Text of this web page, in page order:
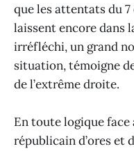
que les attentats du
laissent encore dans
irréfléchi, un grand
situation, témoigne
de l’extrême droite.
En toute logique
républicain d’ores et